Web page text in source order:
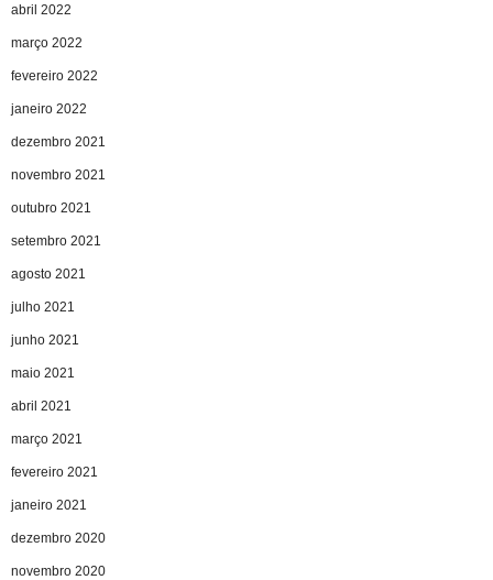
abril 2022
março 2022
fevereiro 2022
janeiro 2022
dezembro 2021
novembro 2021
outubro 2021
setembro 2021
agosto 2021
julho 2021
junho 2021
maio 2021
abril 2021
março 2021
fevereiro 2021
janeiro 2021
dezembro 2020
novembro 2020